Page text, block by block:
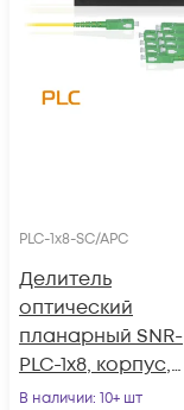
PLC-1x8-SC/APC
Делитель
оптический
планарный SNR-
PLC-1x8, корпус,
разъемы SC/APC
В наличии: 10+ шт